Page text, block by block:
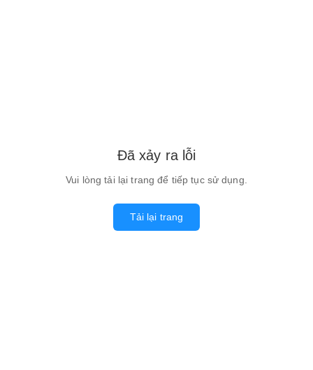
Đã xảy ra lỗi
Vui lòng tải lại trang để tiếp tục sử dụng.
Tải lại trang